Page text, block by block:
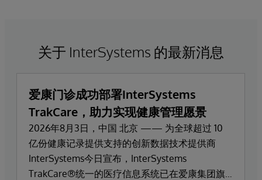
关于 InterSystems 的最新消息
爱康门诊成功部署InterSystems
TrakCare，助力实现健康管理愿景
2026年8月3日，中国 北京 —— 为全球超过 10
亿份健康记录提供支持的创新数据技术提供商
InterSystems今日宣布，InterSystems
TrakCare®统一的医疗信息系统已在爱康集团旗